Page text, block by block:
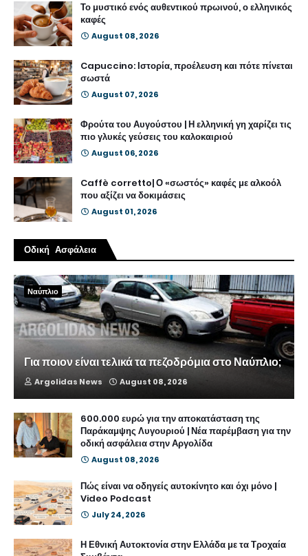
Το μυστικό ενός αυθεντικού πρωινού, ο ελληνικός
καφές
August 08, 2026
Capuccino: Ιστορία, προέλευση και πότε πίνεται
σωστά
August 07, 2026
Φρούτα του Αυγούστου | Η ελληνική γη χαρίζει τις
πιο γλυκές γεύσεις του καλοκαιριού
August 06, 2026
Caffè corretto| Ο «σωστός» καφές με αλκοόλ
που αξίζει να δοκιμάσεις
August 01, 2026
Οδική Ασφάλεια
Ναύπλιο
Για ποιον είναι τελικά τα πεζοδρόμια στο Ναύπλιο;
Argolidas News August 08, 2026
600.000 ευρώ για την αποκατάσταση της
Παράκαμψης Λυγουριού | Νέα παρέμβαση για την
οδική ασφάλεια στην Αργολίδα
August 08, 2026
Πώς είναι να οδηγείς αυτοκίνητο και όχι μόνο |
Video Podcast
July 24, 2026
Η Εθνική Αυτοκτονία στην Ελλάδα με τα Τροχαία